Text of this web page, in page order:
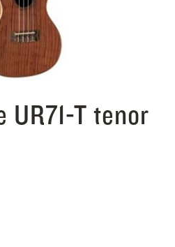
UR71-T tenor